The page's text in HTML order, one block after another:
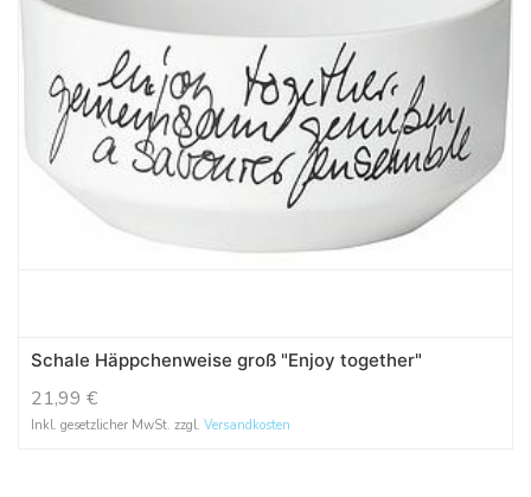
Schale Häppchenweise groß "Enjoy together"
21,99 €
Inkl. gesetzlicher MwSt. zzgl. Versandkosten